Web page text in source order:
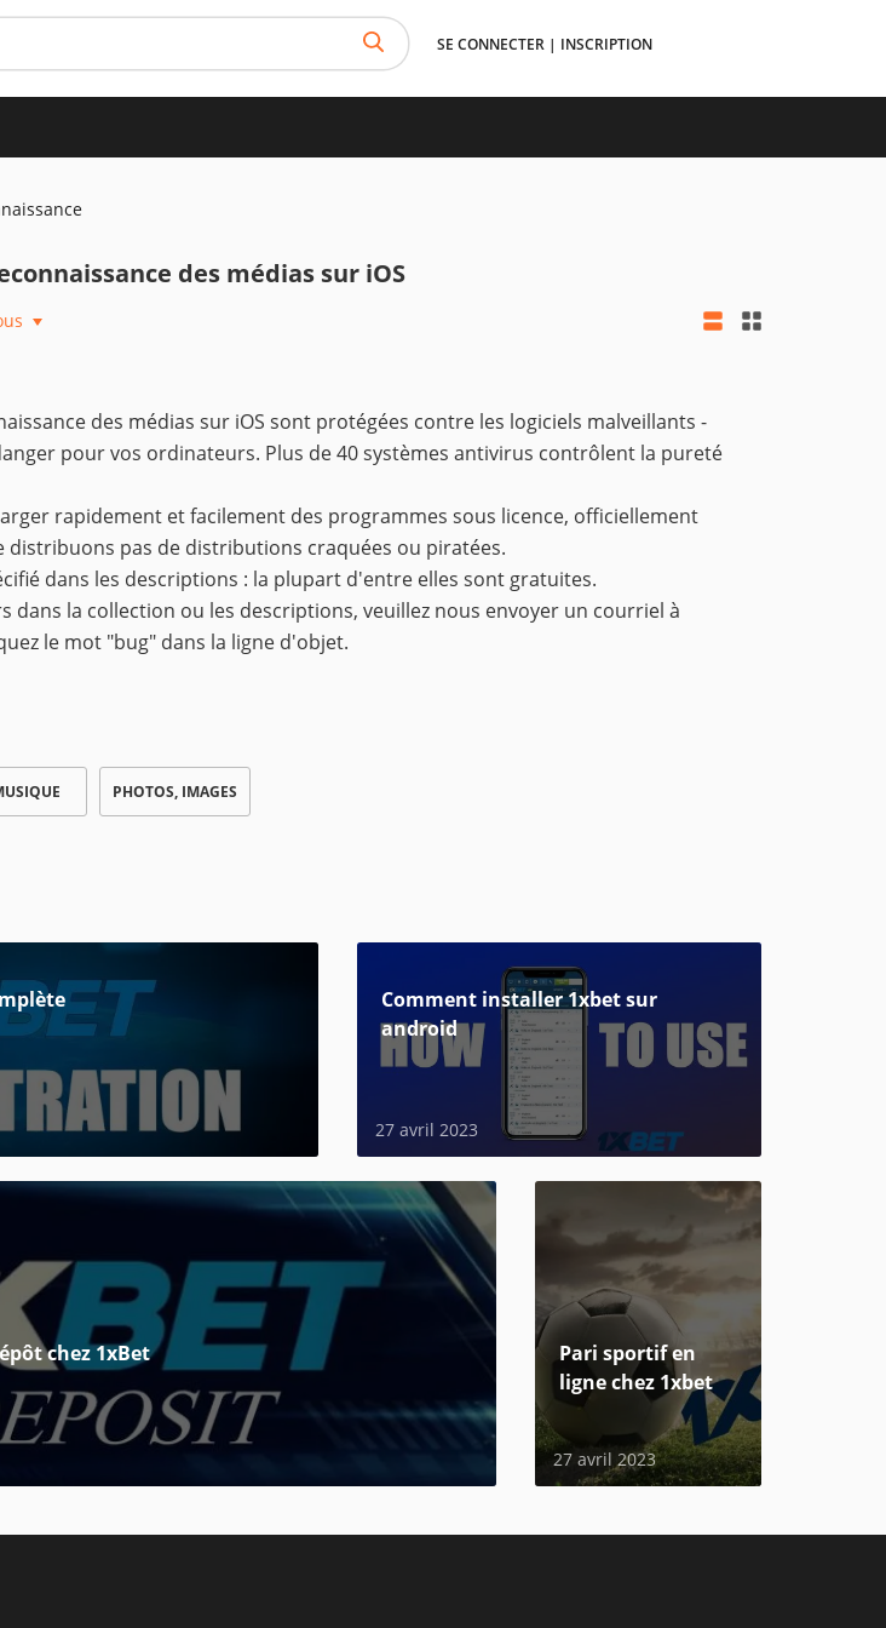
SE CONNECTER | INSCRIPTION
des médias sur iOS
des médias sur iOS sont protégées contre les logiciels malveillants -
pour vos ordinateurs. Plus de 40 systèmes antivirus contrôlent la pureté
rapidement et facilement des programmes sous licence, officiellement
distribuons pas de distributions craquées ou piratées.
dans les descriptions : la plupart d'entre elles sont gratuites.
dans la collection ou les descriptions, veuillez nous envoyer un courriel à
le mot "bug" dans la ligne d'objet.
PHOTOS, IMAGES
Сomment installer 1xbet sur
android
27 avril 2023
chez 1xBet
Pari sportif en
ligne chez 1xbet
27 avril 2023